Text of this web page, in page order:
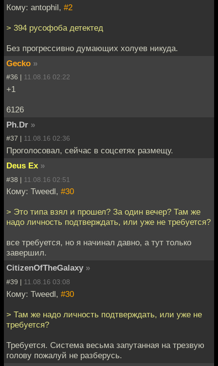
Кому: antophil, #2
> 394 русофоба детектед
Без прогрессивно думающих холуев никуда.
Gecko »
#36 | 11.08.16 02:22
+1
6126
Ph.Dr »
#37 | 11.08.16 02:36
Проголосовал, сейчас в соцсетях размещу.
Deus Ex »
#38 | 11.08.16 02:51
Кому: Tweedl, #30
> Это типа взял и прошел? За один вечер? Там же
надо личность подтверждать, или уже не требуется?
все требуется, но я начинал давно, а тут только
завершил.
CitizenOfTheGalaxy »
#39 | 11.08.16 03:08
Кому: Tweedl, #30
> Там же надо личность подтверждать, или уже не
требуется?
Требуется. Система весьма запутанная на трезвую
голову пожалуй не разберусь.